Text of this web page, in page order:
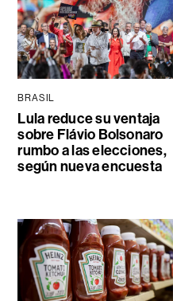
BRASIL
Lula reduce su ventaja
sobre Flávio Bolsonaro
rumbo a las elecciones,
según nueva encuesta